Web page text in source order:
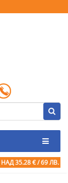
НАД 35.28 € / 69 ЛВ.